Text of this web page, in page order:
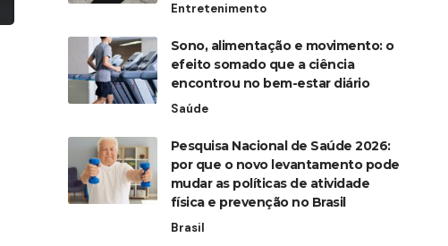
Entretenimento
Sono, alimentação e movimento: o
efeito somado que a ciência
encontrou no bem-estar diário
Saúde
Pesquisa Nacional de Saúde 2026:
por que o novo levantamento pode
mudar as políticas de atividade
física e prevenção no Brasil
Brasil